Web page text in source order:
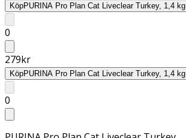
KöpPURINA Pro Plan Cat Liveclear Turkey, 1,4 kg
0
279kr
KöpPURINA Pro Plan Cat Liveclear Turkey, 1,4 kg
0